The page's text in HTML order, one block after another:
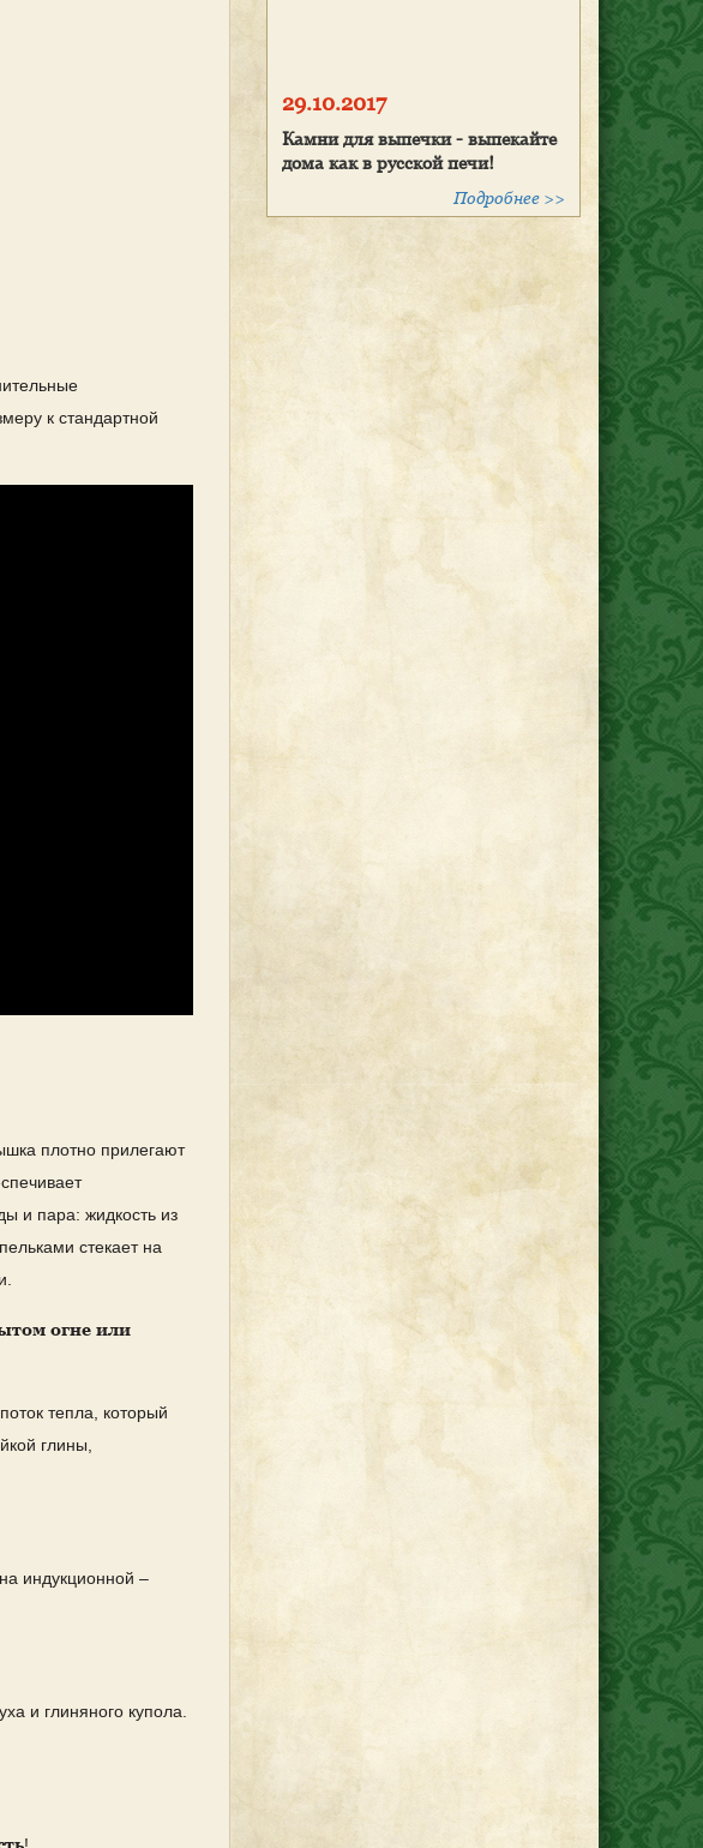
к стандартной
плотно прилегают
и пара: жидкость из
стекает на
огне или
тепла, который
глины,
индукционной –
и глиняного купола.
!
29.10.2017
Камни для выпечки - выпекайте
дома как в русской печи!
Подробнее >>